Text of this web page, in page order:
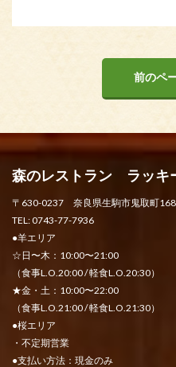
前のペ
森のレストラン ラッキ
〒630-0237 奈良県生駒市鬼取町168
TEL: 0743-77-7936
●羊エリア
☆日〜木：10:00〜21:00
（食事L.O.20:00 / 軽食L.O.20:30）
★金・土：10:00〜22:00
（食事L.O.21:00 / 軽食L.O.21:30）
●桜エリア
・不定期営業
●支払い方法：現金のみ